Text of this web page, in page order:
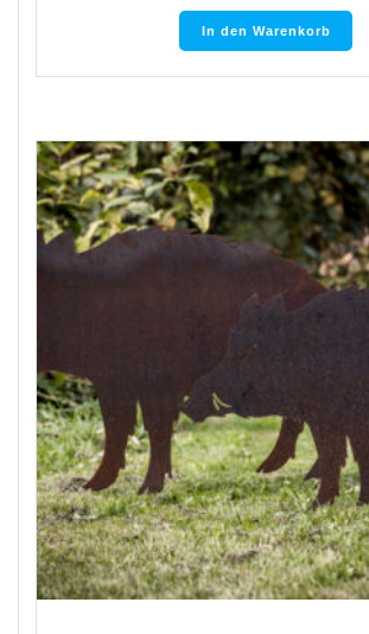
In den Warenkorb